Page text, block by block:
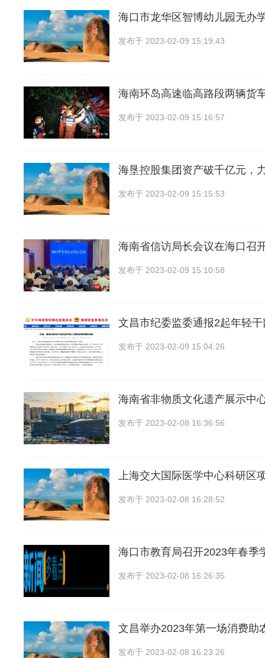
海口市龙华区智博幼儿园无办
发布于 2023-02-09 15:19:43
海南环岛高速临高路段两辆货
发布于 2023-02-09 15:16:57
海垦控股集团资产破千亿元，
发布于 2023-02-09 15:15:53
海南省信访局长会议在海口召
发布于 2023-02-09 15:10:58
文昌市纪委监委通报2起年轻
发布于 2023-02-09 15:04:26
海南省非物质文化遗产展示中
发布于 2023-02-08 16:36:56
上海交大国际医学中心科研区
发布于 2023-02-08 16:28:52
海口市教育局召开2023年春季
发布于 2023-02-08 16:26:35
文昌举办2023年第一场消费助
发布于 2023-02-08 16:23:26